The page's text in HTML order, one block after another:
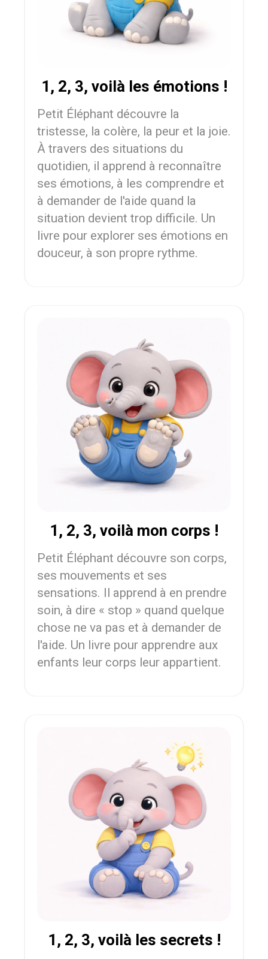
1, 2, 3, voilà les émotions !
Petit Éléphant découvre la
tristesse, la colère, la peur et la joie.
À travers des situations du
quotidien, il apprend à reconnaître
ses émotions, à les comprendre et
à demander de l'aide quand la
situation devient trop difficile. Un
livre pour explorer ses émotions en
douceur, à son propre rythme.
1, 2, 3, voilà mon corps !
Petit Éléphant découvre son corps,
ses mouvements et ses
sensations. Il apprend à en prendre
soin, à dire « stop » quand quelque
chose ne va pas et à demander de
l'aide. Un livre pour apprendre aux
enfants leur corps leur appartient.
1, 2, 3, voilà les secrets !